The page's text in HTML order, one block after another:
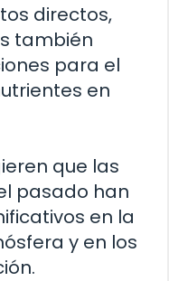
directos,
también
para el
en
que las
pasado han
en la
y en los